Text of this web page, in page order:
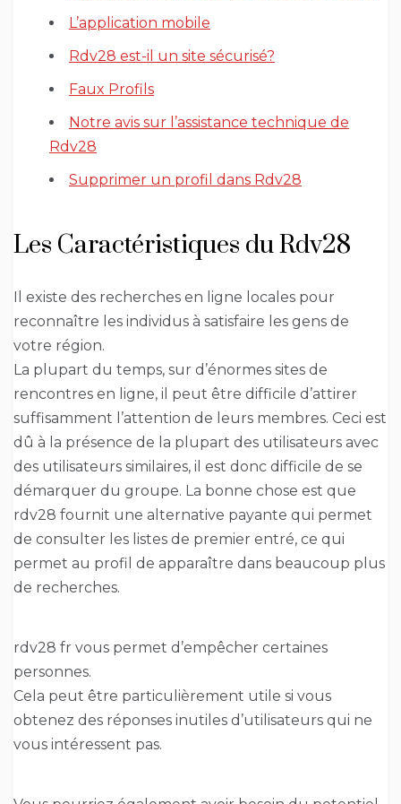
L’application mobile
Rdv28 est-il un site sécurisé?
Faux Profils
Notre avis sur l’assistance technique de
Rdv28
Supprimer un profil dans Rdv28
Les Caractéristiques du Rdv28
Il existe des recherches en ligne locales pour
reconnaître les individus à satisfaire les gens de
votre région.
La plupart du temps, sur d’énormes sites de
rencontres en ligne, il peut être difficile d’attirer
suffisamment l’attention de leurs membres. Ceci est
dû à la présence de la plupart des utilisateurs avec
des utilisateurs similaires, il est donc difficile de se
démarquer du groupe. La bonne chose est que
rdv28 fournit une alternative payante qui permet
de consulter les listes de premier entré, ce qui
permet au profil de apparaître dans beaucoup plus
de recherches.
rdv28 fr vous permet d’empêcher certaines
personnes.
Cela peut être particulièrement utile si vous
obtenez des réponses inutiles d’utilisateurs qui ne
vous intéressent pas.